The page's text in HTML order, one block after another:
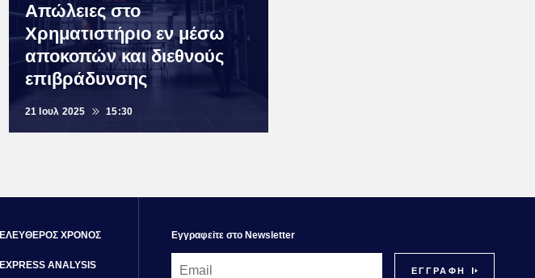
Απώλειες στο
Χρηματιστήριο εν μέσω
αποκοπών και διεθνούς
επιβράδυνσης
21 Ιουλ 2025 15:30
ΕΛΕΥΘΕΡΟΣ ΧΡΟΝΟΣ
EXPRESS ANALYSIS
Εγγραφεiτε στο Newsletter